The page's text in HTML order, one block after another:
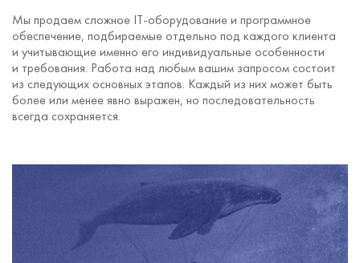
Мы продаем сложное IT-оборудованиеи программное
обеспечение, подбираемые отдельно под каждого клиента
и учитывающие именно его индивидуальные особенности
и требования. Работа над любым вашим запросом состоит
из следующих основных этапов. Каждый из них может быть
более или менее явно выражен, но последовательность
всегда сохраняется.